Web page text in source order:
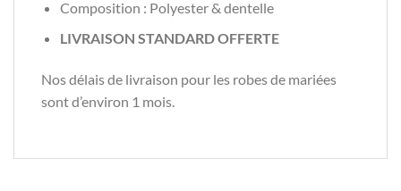
Composition : Polyester & dentelle
LIVRAISON STANDARD OFFERTE
Nos délais de livraison pour les robes de mariées
sont d’environ 1 mois.